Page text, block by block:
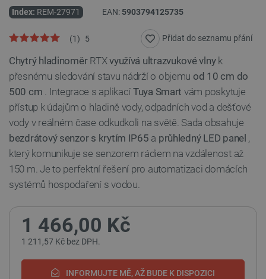
Index: REM-27971 EAN: 5903794125735
5
(1) Přidat do seznamu přání
Chytrý hladinoměrRTXvyužívá ultrazvukové vlnyk
přesnému sledování stavu nádrží o objemu od 10 cm do
500 cm . Integrace s aplikací Tuya Smart vám poskytuje
přístup k údajům o hladině vody, odpadních vod a dešťové
vody v reálném čase odkudkoli na světě. Sada obsahuje
bezdrátový senzor s krytím IP65 a průhledný LED panel ,
který komunikuje se senzorem rádiem na vzdálenost až
150 m. Je to perfektní řešení pro automatizaci domácích
systémů hospodaření s vodou.
1 466,00 Kč
1 211,57 Kč bez DPH.
INFORMUJTE MĚ, AŽ BUDE K DISPOZICI